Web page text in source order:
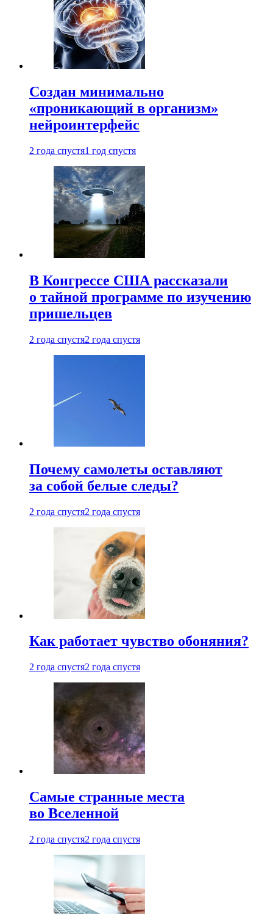
Создан минимально
«проникающий в организм»
нейроинтерфейс
2 года спустя1 год спустя
В Конгрессе США рассказали
о тайной программе по изучению
пришельцев
2 года спустя2 года спустя
Почему самолеты оставляют
за собой белые следы?
2 года спустя2 года спустя
Как работает чувство обоняния?
2 года спустя2 года спустя
Самые странные места
во Вселенной
2 года спустя2 года спустя